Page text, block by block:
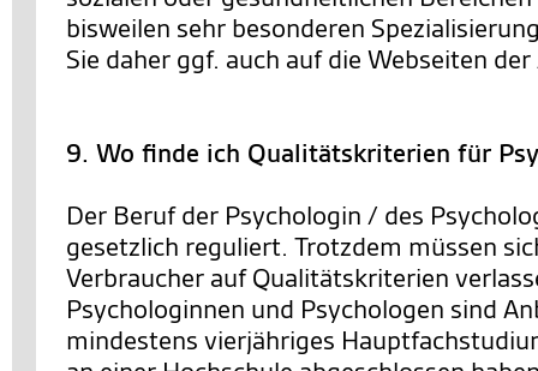
bisweilen sehr besonderen
Sie daher ggf. auch auf die Webseiten
9. Wo finde ich Qualitätskriterien für
Der Beruf der Psychologin / des
gesetzlich reguliert. Trotzdem müssen
Verbraucher auf Qualitätskriterien
Psychologinnen und Psychologen sind
mindestens vierjähriges